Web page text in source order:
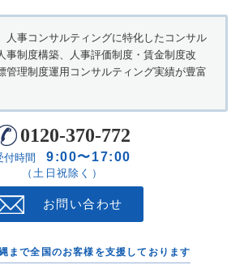
人事コンサルティングに特化したコンサル
事制度構築、人事評価制度・賃金制度改
管理制度運用コンサルティング実績が豊富
0120-370-772
付時間 9:00〜17:00
（土日祝除く）
お問い合わせ
まで全国のお客様を支援しております